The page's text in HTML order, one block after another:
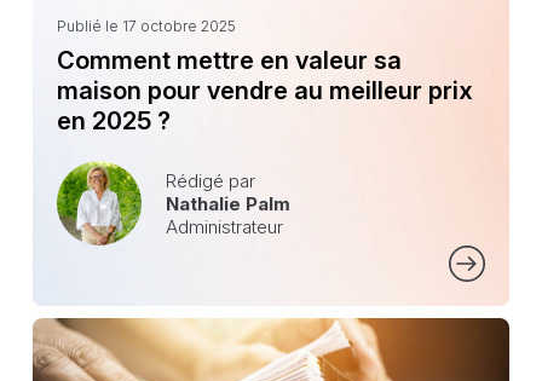
Publié le 17 octobre 2025
Comment mettre en valeur sa
maison pour vendre au meilleur prix
en 2025 ?
Rédigé par
Nathalie Palm
Administrateur